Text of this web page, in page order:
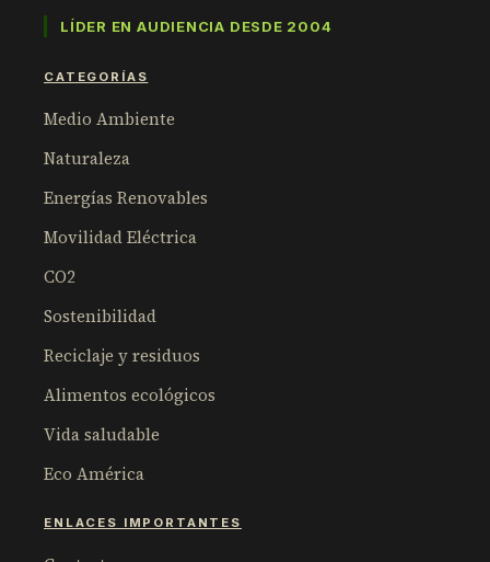
LÍDER EN AUDIENCIA DESDE 2004
CATEGORÍAS
Medio Ambiente
Naturaleza
Energías Renovables
Movilidad Eléctrica
CO2
Sostenibilidad
Reciclaje y residuos
Alimentos ecológicos
Vida saludable
Eco América
ENLACES IMPORTANTES